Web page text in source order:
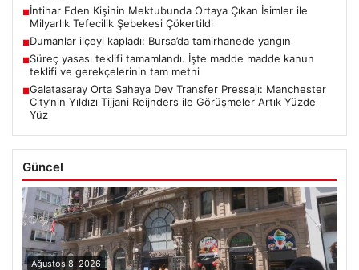
■İntihar Eden Kişinin Mektubunda Ortaya Çıkan İsimler ile
Milyarlık Tefecilik Şebekesi Çökertildi
■Dumanlar ilçeyi kapladı: Bursa’da tamirhanede yangın
■Süreç yasası teklifi tamamlandı. İşte madde madde kanun
teklifi ve gerekçelerinin tam metni
■Galatasaray Orta Sahaya Dev Transfer Pressajı: Manchester
City’nin Yıldızı Tijjani Reijnders ile Görüşmeler Artık Yüzde
Yüz
Güncel
Ağustos 8, 2026